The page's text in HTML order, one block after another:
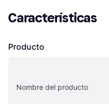
Características
Producto
Nombre del producto